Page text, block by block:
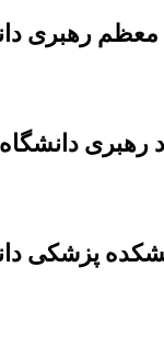
معظم رهبری
رهبری
پزشکی